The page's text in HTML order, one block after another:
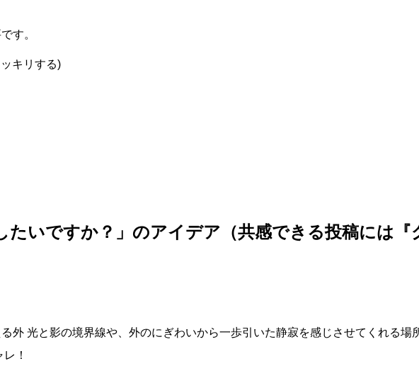
す。
キリする)
たいですか？」のアイデア（共感できる投稿には『
外 光と影の境界線や、外のにぎわいから一歩引いた静寂を感じさせてくれる場
！